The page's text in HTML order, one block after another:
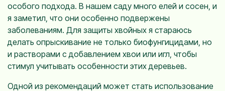
особого подхода. В нашем саду много елей и сосен, и
я заметил, что они особенно подвержены
заболеваниям. Для защиты хвойных я стараюсь
делать опрыскивание не только биофунгицидами, но
и растворами с добавлением хвои или игл, чтобы
стимул учитывать особенности этих деревьев.
Одной из рекомендаций может стать использование